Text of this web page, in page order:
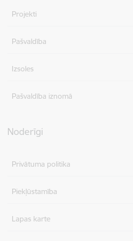
Projekti
Pašvaldība
Izsoles
Pašvaldība iznomā
Noderīgi
Privātuma politika
Piekļūstamība
Lapas karte